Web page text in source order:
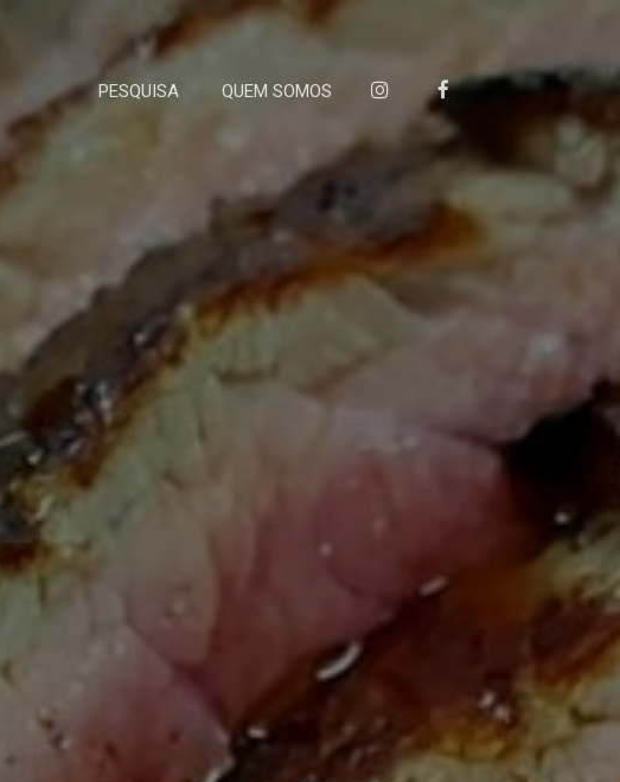
PESQUISA QUEM SOMOS